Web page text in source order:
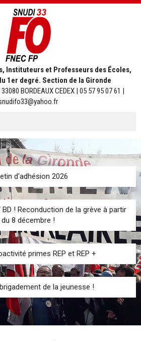
Instituteurs et Professeurs des Écoles,
1er degré. Section de la Gironde
BORDEAUX CEDEX | 05 57 95 07 61 |
d'adhésion 2026
! Reconduction de la grève à partir
du 8 décembre !
primes REP et REP +
de la jeunesse !